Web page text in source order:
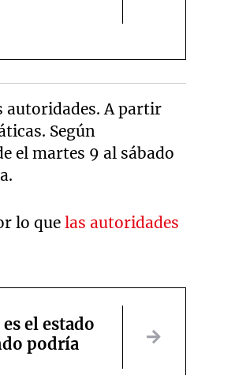
autoridades. A partir
Según
el martes 9 al sábado
lo quelas autoridades
el estado
podría